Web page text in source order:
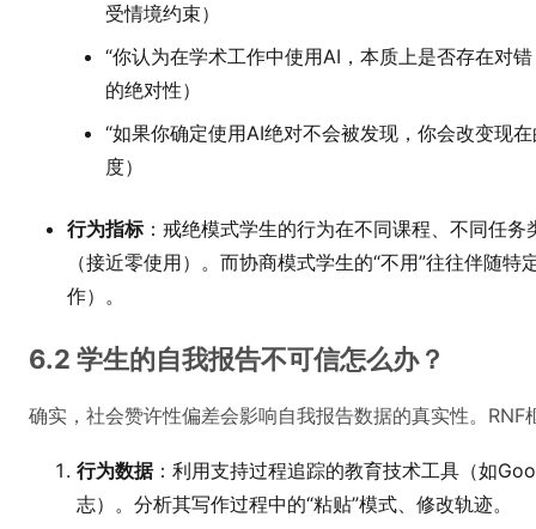
受情境约束）
“你认为在学术工作中使用AI，本质上是否存在对
的绝对性）
“如果你确定使用AI绝对不会被发现，你会改变现
度）
行为指标：戒绝模式学生的行为在不同课程、不同任
（接近零使用）。而协商模式学生的“不用”往往伴随
作）。
6.2 学生的自我报告不可信怎么办？
确实，社会赞许性偏差会影响自我报告数据的真实性。RNF
行为数据：利用支持过程追踪的教育技术工具（如
志）。分析其写作过程中的“粘贴”模式、修改轨迹。